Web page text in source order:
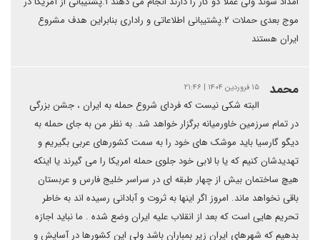
موج بعدی حملات ۲.پشتیبانی اطلاعاتی و راداری بنابراین هدف مشروع
ایران هستند
محمد ۱۵ فروردین ۱۴۰۴ | ۲۱:۴۶
البته شکی نیست که فردای شروع حمله به ایران ، جشن بزرگی
در تمام سرزمین خاورمیانه برگزار خواهد شد. به نظر من به جای حمله به
دیگو گارسیا باید موشک های خود را به سمت کشورهای عربی بگیریم و
تهدیدشان کنیم که یا با لابی خود جلوی حمله امریکا را می گیرند یا اینکه
هیچ ساختمان بیش از چهار طبقه ای در سراسر خلیج فارس و عربستان
باقی نخواهد ماند. امروز اگر اینها به ثروت و آبادانی رسیده اند به خاطر
تحریم هایی است که بعد از انقلاب علیه ایران وضع شده . ما نباید اجازه
بدهیم که شهرهای ایران زیر بمباران باشد ولی این کشورها در آسایش و